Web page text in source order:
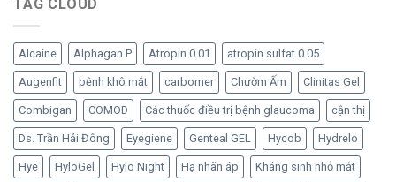
tạo
đã
trở
lại
bảo
quản
nhân
tạo
Hylo
Ursapharm
–
Đức
TAG CLOUD
Alcaine Alphagan P Atropin 0.01 atropin sulfat 0.05
Augenfit bệnh khô mắt carbomer Chườm Ấm Clinitas Gel
Combigan COMOD Các thuốc điều trị bệnh glaucoma cận thị
Ds. Trần Hải Đông Eyegiene Genteal GEL Hycob Hydrelo
Hye HyloGel Hylo Night Hạ nhãn áp Kháng sinh nhỏ mắt